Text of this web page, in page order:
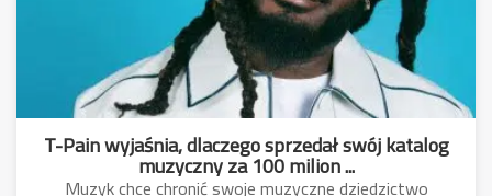
T-Pain wyjaśnia, dlaczego sprzedał swój katalog
muzyczny za 100 milion ...
Muzyk chce chronić swoje muzyczne dziedzictwo